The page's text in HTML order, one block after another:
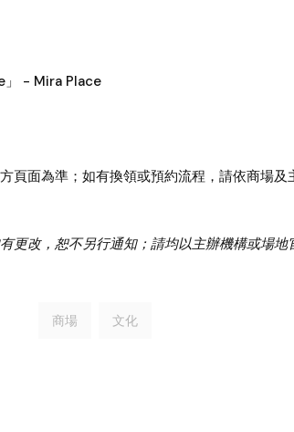
」 - Mira Place
頁面為準；如有換領或預約流程，請依商場及
更改，恕不另行通知；請均以主辦機構或場地
商場 文化